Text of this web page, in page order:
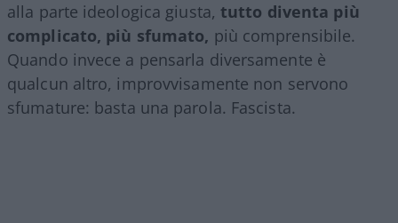
alla parte ideologica giusta,tutto diventa più
complicato, più sfumato, più comprensibile.
Quando invece a pensarla diversamente è
qualcun altro, improvvisamente non servono
sfumature: basta una parola. Fascista.